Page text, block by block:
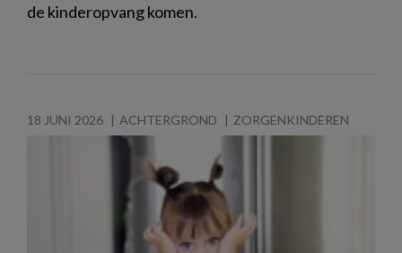
de kinderopvang komen.
18 JUNI 2026 ACHTERGROND ZORGENKINDEREN